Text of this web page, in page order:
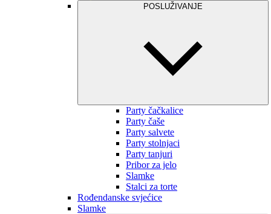
POSLUŽIVANJE
Party čačkalice
Party čaše
Party salvete
Party stolnjaci
Party tanjuri
Pribor za jelo
Slamke
Stalci za torte
Rođendanske svjećice
Slamke